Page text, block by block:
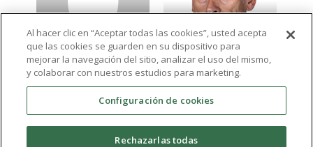
José Miguel Pina
Molina
Antonio Jesús
Luque Rubia
Al hacer clic en “Aceptar todas las cookies”, usted acepta
que las cookies se guarden en su dispositivo para
mejorar la navegación del sitio, analizar el uso del mismo,
y colaborar con nuestros estudios para marketing.
Configuración de cookies
Rechazarlas todas